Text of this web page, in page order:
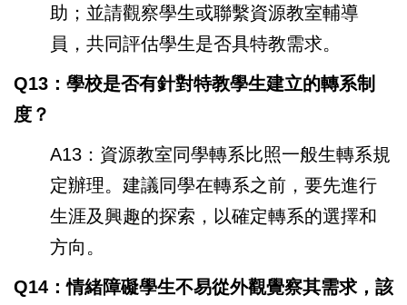
助；並請觀察學生或聯繫資源教室輔導
員，共同評估學生是否具特教需求。
Q13：學校是否有針對特教學生建立的轉系制
度？
A13：資源教室同學轉系比照一般生轉系規
定辦理。建議同學在轉系之前，要先進行
生涯及興趣的探索，以確定轉系的選擇和
方向。
Q14：情緒障礙學生不易從外觀覺察其需求，該